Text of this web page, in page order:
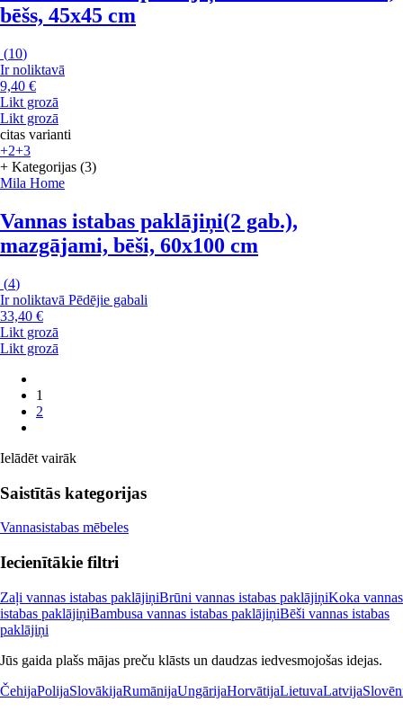
bēšs, 45x45 cm
(10)
Ir noliktavā
9,40 €
Likt grozā
Likt grozā
citas varianti
+2+3
+ Kategorijas (3)
Mila Home
Vannas istabas paklājiņi(2 gab.),
mazgājami, bēši, 60x100 cm
(4)
Ir noliktavā Pēdējie gabali
33,40 €
Likt grozā
Likt grozā
1
2
Ielādēt vairāk
Saistītās kategorijas
Vannasistabas mēbeles
Iecienītākie filtri
Zaļi vannas istabas paklājiņiBrūni vannas istabas paklājiņiKoka vannas
istabas paklājiņiBambusa vannas istabas paklājiņiBēši vannas istabas
paklājiņi
Jūs gaida plašs mājas preču klāsts un daudzas iedvesmojošas idejas.
ČehijaPolijaSlovākijaRumānijaUngārijaHorvātijaLietuvaLatvija